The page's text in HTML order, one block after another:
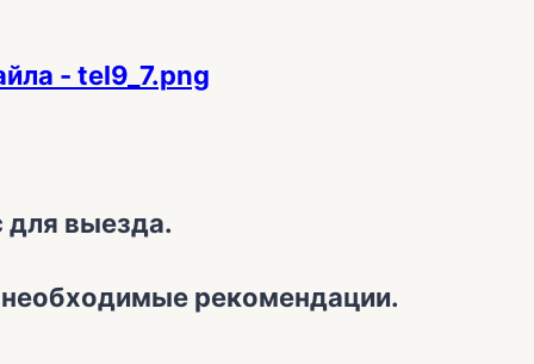
выезда.
рекомендации.